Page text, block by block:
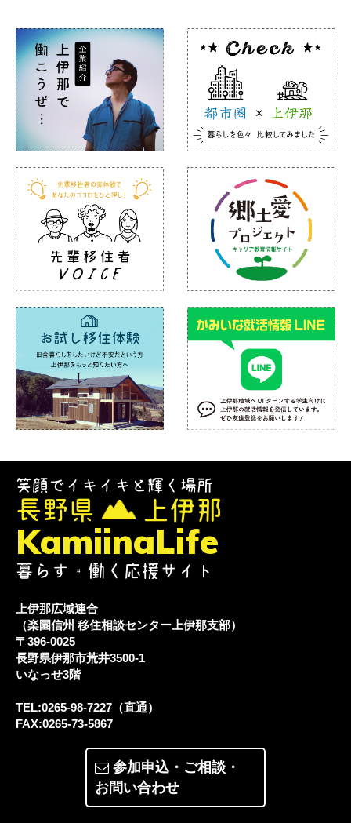
笑顔でイキイキと輝く場所
長野県 上伊那
KamiinaLife
暮らす・働く応援サイト
上伊那広域連合
（楽園信州 移住相談センター上伊那支部）
〒396-0025
長野県伊那市荒井3500-1
いなっせ3階
TEL:0265-98-7227（直通）
FAX:0265-73-5867
参加申込・ご相談・
お問い合わせ